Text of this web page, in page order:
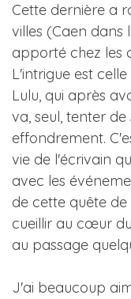
Cette dernière a
villes (Caen
apporté chez les
L'intrigue est
Lulu, qui après
va, seul, tenter
effondrement.
vie de l'écrivain
avec les
de cette quête
cueillir au cœur
au passage
J'ai beaucoup